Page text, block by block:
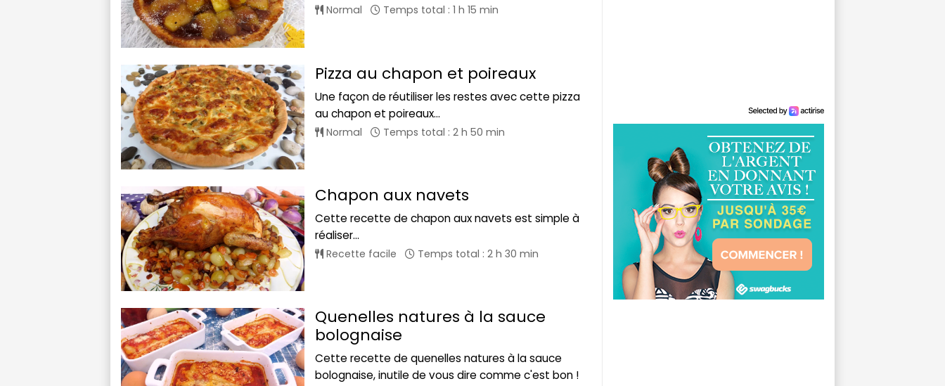
Normal Temps total : 1 h 15 min
Pizza au chapon et poireaux
Une façon de réutiliser les restes avec cette pizza
au chapon et poireaux...
Normal Temps total : 2 h 50 min
Chapon aux navets
Cette recette de chapon aux navets est simple à
réaliser...
Recette facile Temps total : 2 h 30 min
Quenelles natures à la sauce
bolognaise
Cette recette de quenelles natures à la sauce
bolognaise, inutile de vous dire comme c'est bon !